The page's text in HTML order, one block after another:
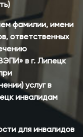
фамилии, имени
ответственных
в г. Липецк
услуг в
инвалидам
для инвалидов